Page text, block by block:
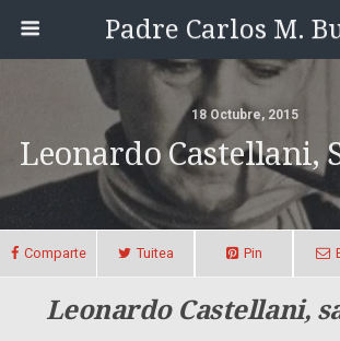
Padre Carlos M.
18 Octubre, 2015
Leonardo Castellani,
Comparte Tuitea Pin
Leonardo Castellani,